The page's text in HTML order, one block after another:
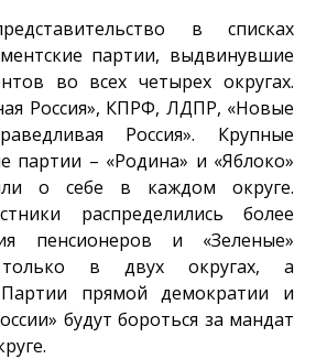
в списках
партии, выдвинувшие
во всех четырех округах.
Россия», КПРФ, ЛДПР, «Новые
Россия». Крупные
партии – «Родина» и «Яблоко»
о себе в каждом округе.
распределились более
пенсионеров и «Зеленые»
только в двух округах, а
прямой демократии и
будут бороться за мандат